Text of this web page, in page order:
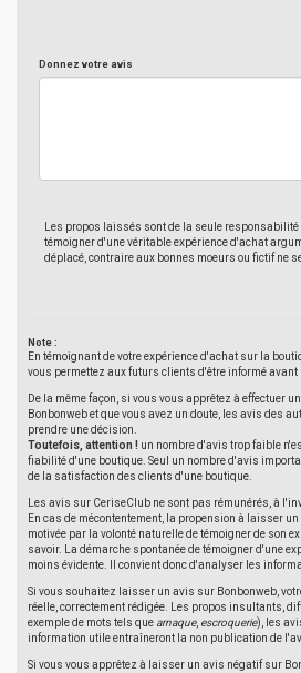
Donnez votre avis
Les propos laissés sont de la seule
témoigner d'une véritable expérience d'achat
déplacé, contraire aux bonnes moeurs ou fictif ne
Note :
En témoignant de votre expérience d'achat sur la
vous permettez aux futurs clients d'être informé avant
De la même façon, si vous vous apprêtez à effectuer
Bonbonweb et que vous avez un doute, les avis des
prendre une décision.
Toutefois, attention ! un nombre d'avis trop faible
fiabilité d'une boutique. Seul un nombre d'avis
de la satisfaction des clients d'une boutique.
Les avis sur CeriseClub ne sont pas rémunérés, à
En cas de mécontentement, la propension à laisser
motivée par la volonté naturelle de témoigner de son
savoir. La démarche spontanée de témoigner d'une
moins évidente. Il convient donc d'analyser les
Si vous souhaitez laisser un avis sur Bonbonweb,
réelle, correctement rédigée. Les propos insultants,
exemple de mots tels que arnaque, escroquerie), les
information utile entraîneront la non publication de
Si vous vous apprêtez à laisser un avis négatif sur